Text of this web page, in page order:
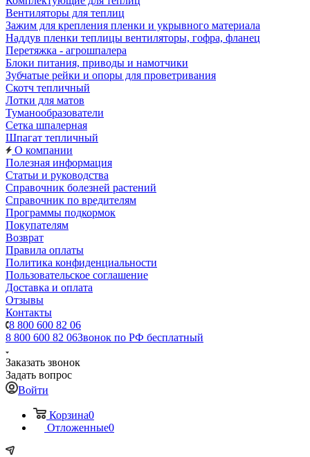
Вентиляторы для теплиц
Зажим для крепления пленки и укрывного материала
Наддув пленки теплицы вентиляторы, гофра, фланец
Перетяжка - агрошпалера
Блоки питания, приводы и намотчики
Зубчатые рейки и опоры для проветривания
Скотч тепличный
Лотки для матов
Туманообразователи
Сетка шпалерная
Шпагат тепличный
О компании
Полезная информация
Статьи и руководства
Справочник болезней растений
Справочник по вредителям
Программы подкормок
Покупателям
Возврат
Правила оплаты
Политика конфиденциальности
Пользовательское соглашение
Доставка и оплата
Отзывы
Контакты
8 800 600 82 06
8 800 600 82 06Звонок по РФ бесплатный
Заказать звонок
Задать вопрос
Войти
Корзина0
Отложенные0